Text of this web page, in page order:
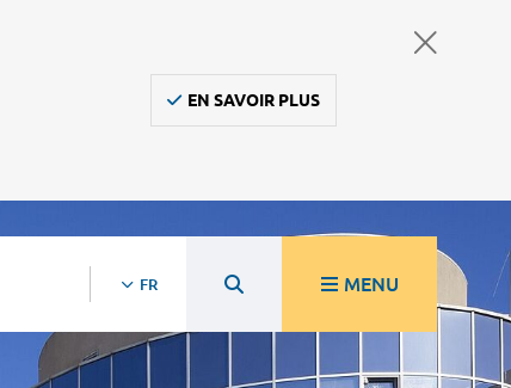
EN SAVOIR PLUS
FR MENU